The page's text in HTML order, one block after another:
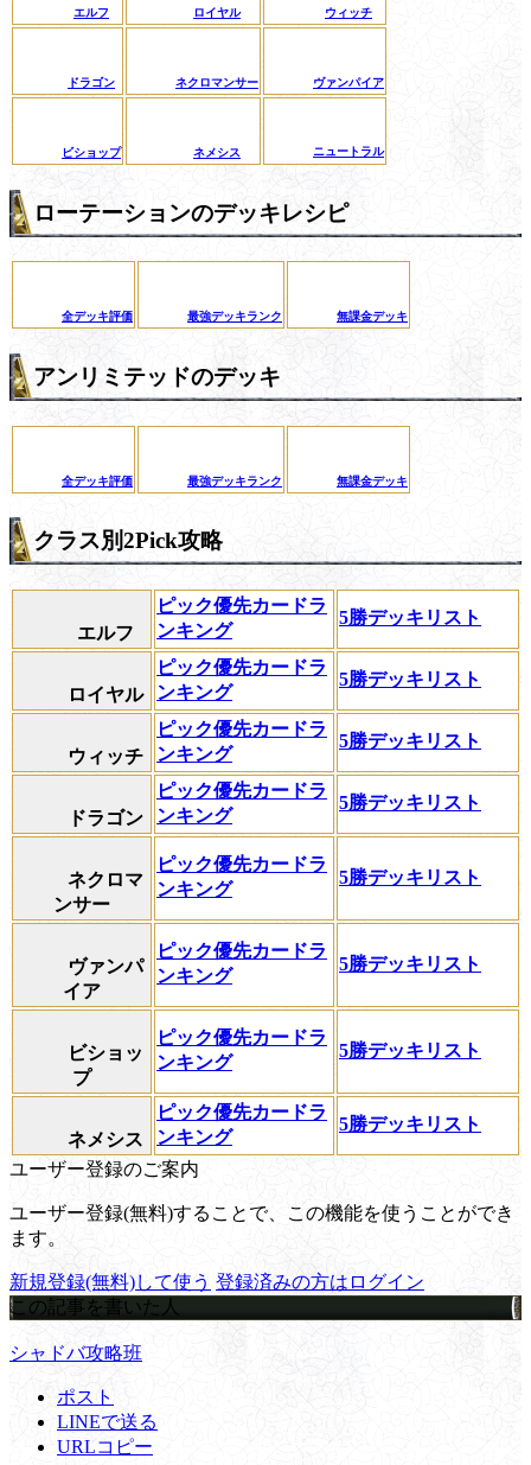
エルフ ロイヤル ウィッチ
ドラゴン ネクロマンサー ヴァンパイア
ビショップ ネメシス ニュートラル
ローテーションのデッキレシピ
全デッキ評価 最強デッキランク 無課金デッキ
アンリミテッドのデッキ
全デッキ評価 最強デッキランク 無課金デッキ
クラス別2Pick攻略
エルフ
ピック優先カードラ
ンキング
5勝デッキリスト
ロイヤル
ピック優先カードラ
ンキング
5勝デッキリスト
ウィッチ
ピック優先カードラ
ンキング
5勝デッキリスト
ドラゴン
ピック優先カードラ
ンキング
5勝デッキリスト
ネクロマ
ンサー
ピック優先カードラ
ンキング
5勝デッキリスト
ヴァンパ
イア
ピック優先カードラ
ンキング
5勝デッキリスト
ビショッ
プ
ピック優先カードラ
ンキング
5勝デッキリスト
ネメシス
ピック優先カードラ
ンキング
5勝デッキリスト
ユーザー登録のご案内
ユーザー登録(無料)することで、この機能を使うことができ
ます。
新規登録(無料)して使う 登録済みの方はログイン
この記事を書いた人
シャドバ攻略班
ポスト
LINEで送る
URLコピー